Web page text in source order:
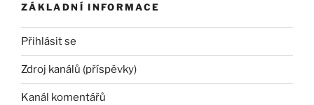
ZÁKLADNÍ INFORMACE
Přihlásit se
Zdroj kanálů (příspěvky)
Kanál komentářů